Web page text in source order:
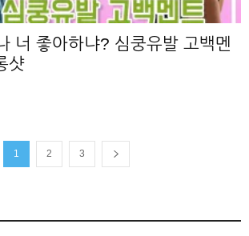
너 좋아하냐? 심쿵유발 고백멘
샷
1 2 3